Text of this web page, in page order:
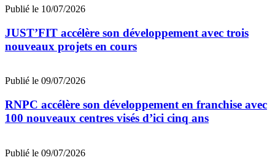
Publié le 10/07/2026
JUST’FIT accélère son développement avec trois
nouveaux projets en cours
Publié le 09/07/2026
RNPC accélère son développement en franchise avec
100 nouveaux centres visés d’ici cinq ans
Publié le 09/07/2026